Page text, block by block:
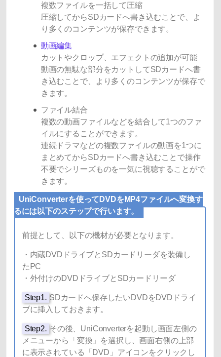
複数ファイルを一括して圧縮
圧縮してからSDカードへ書き込むことで、よ
り多くのコンテンツが保存できます。
動画編集
カットやクロップ、エフェクトの追加が可能
動画の無駄な部分をカットしてSDカードへ書
き込むことで、より多くのコンテンツが保存で
きます。
ファイル結合
複数の動画ファイルなどを結合して1つのファ
イルにすることができます。
連続ドラマなどの複数ファイルの動画を1つに
まとめてからSDカードへ書き込むことで操作
不要でシリーズものを一気に視聴することがで
きます。
UniConverterを使ってDVDをMP4ファイルへ変換す
るには以下のステップで行います。
前提として、以下の機材が必要となります。
・内蔵DVDドライブとSDカードリーダを装備し
たPC
・外付けのDVDドライブとSDカードリーダ
Step1. SDカードへ保存したいDVDをDVDドライ
ブに挿入しておきます。
Step2. その後、UniConverterを起動し画面左側の
メニューから「変換」を選択し、画面右側の上部
に表示されている「DVD」アイコンをクリックし